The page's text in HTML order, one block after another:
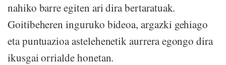
nahiko barre egiten ari dira bertaratuak.
Goitibeheren inguruko bideoa, argazki gehiago
eta puntuazioa astelehenetik aurrera egongo dira
ikusgai orrialde honetan.